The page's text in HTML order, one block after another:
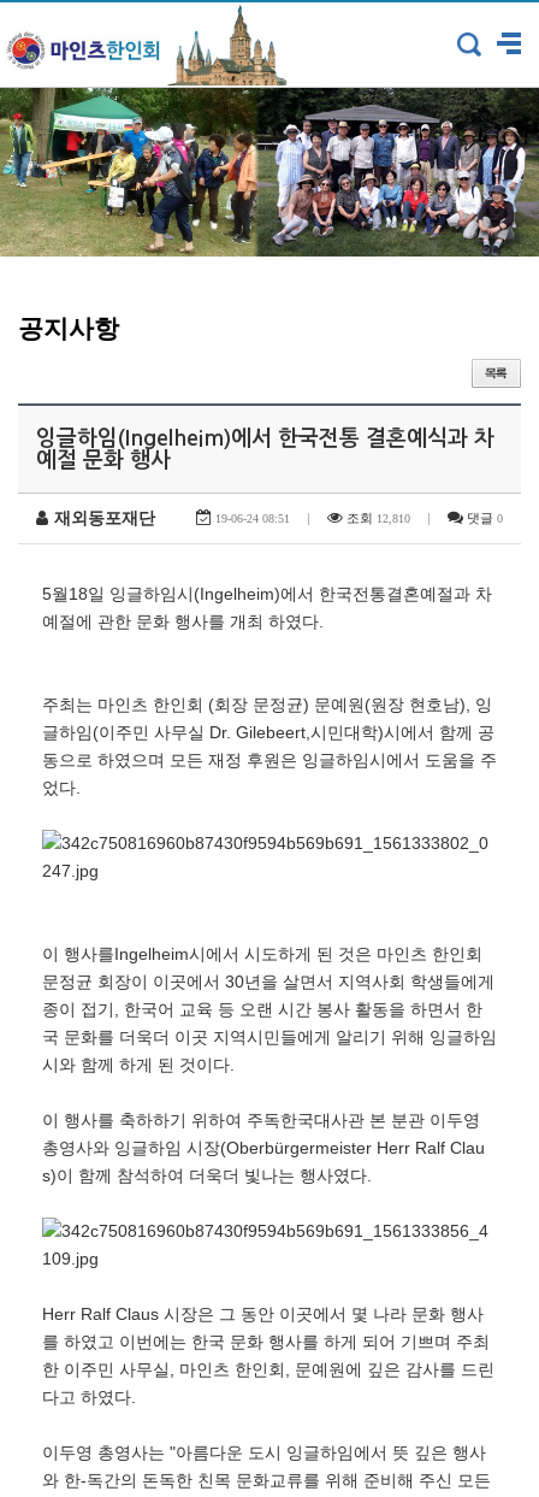
공지사항
잉글하임(Ingelheim)에서 한국전통 결혼예식과 차
예절 문화 행사
재외동포재단 19-06-24 08:51 조회 12,810 댓글 0
5월18일 잉글하임시(Ingelheim)에서 한국전통결혼예절과 차
예절에 관한 문화 행사를 개최 하였다.
주최는 마인츠 한인회 (회장 문정균) 문예원(원장 현호남), 잉
글하임(이주민 사무실 Dr. Gilebeert,시민대학)시에서 함께 공
동으로 하였으며 모든 재정 후원은 잉글하임시에서 도움을 주
었다.
이 행사를Ingelheim시에서 시도하게 된 것은 마인츠 한인회
문정균 회장이 이곳에서 30년을 살면서 지역사회 학생들에게
종이 접기, 한국어 교육 등 오랜 시간 봉사 활동을 하면서 한
국 문화를 더욱더 이곳 지역시민들에게 알리기 위해 잉글하임
시와 함께 하게 된 것이다.
이 행사를 축하하기 위하여 주독한국대사관 본 분관 이두영
총영사와 잉글하임 시장(Oberbürgermeister Herr Ralf Clau
s)이 함께 참석하여 더욱더 빛나는 행사였다.
Herr Ralf Claus 시장은 그 동안 이곳에서 몇 나라 문화 행사
를 하였고 이번에는 한국 문화 행사를 하게 되어 기쁘며 주최
한 이주민 사무실, 마인츠 한인회, 문예원에 깊은 감사를 드린
다고 하였다.
이두영 총영사는 ʺ아름다운 도시 잉글하임에서 뜻 깊은 행사
와 한-독간의 돈독한 친목 문화교류를 위해 준비해 주신 모든